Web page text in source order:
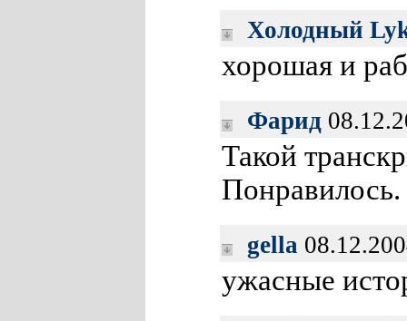
Холодный
хорошая и
Фарид
Такой
Понравилось.
gella
ужасные